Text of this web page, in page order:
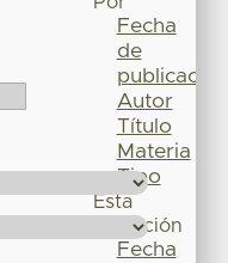
Fecha
de
publicación
Autor
Título
Materia
Tipo
Esta
colección
Fecha